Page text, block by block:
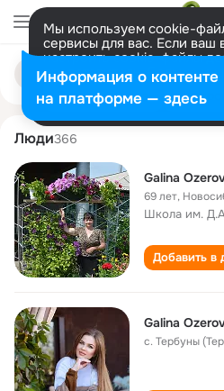
Мы используем cookie-
сервисы для вас. Если ваш
настроить cookie-файлы
представитель. Больше
Разрешить все
Поиск
людям
galina ozerova
Люди366
Galina
69 лет,
Школа им.
Добавить в
Galina
с. Тербуны
Информация о контенте
на платформе — здесь